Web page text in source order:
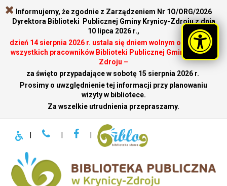
Informujemy, że zgodnie z Zarządzeniem Nr 1O/ORG/2026
Dyrektora Biblioteki Publicznej Gminy Krynicy-Zdroju z dnia
10 lipca 2026 r.,
dzień 14 sierpnia 2026 r. ustala się dniem wolnym od pracy dla
wszystkich pracowników Biblioteki Publicznej Gminy Krynicy-
Zdroju –
za święto przypadające w sobotę 15 sierpnia 2026 r.
Prosimy o uwzględnienie tej informacji przy planowaniu
wizyty w bibliotece.
Za wszelkie utrudnienia przepraszamy.